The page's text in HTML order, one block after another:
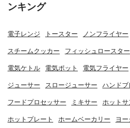
ンキング
電子レンジ トースター ノンフライヤー
スチームクッカー フィッシュロースター
電気ケトル 電気ポット 電気フライヤー
ジューサー スロージューサー ハンドブ
フードプロセッサー ミキサー ホットサ
ホットプレート ホームベーカリー ヨ